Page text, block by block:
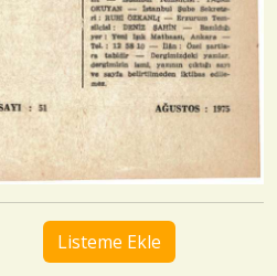
Listeme Ekle